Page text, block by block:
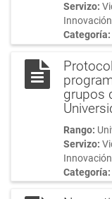
Servizo:
Innovación
Categoría:
grupos
Rango:
Servizo:
Innovación
Categoría: